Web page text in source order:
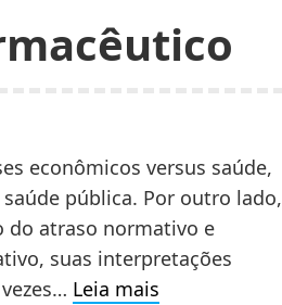
econômicos versus saúde,
pública. Por outro lado,
do atraso normativo e
suas interpretações
Leia mais